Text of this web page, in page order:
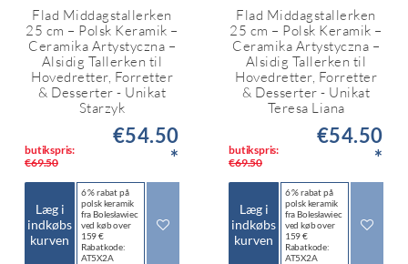
Flad Middagstallerken
25 cm – Polsk Keramik –
Ceramika Artystyczna –
Alsidig Tallerken til
Hovedretter, Forretter
& Desserter - Unikat
Starzyk
butikspris:
€69.50
€54.50
*
Læg i
indkøbs
kurven
6 % rabat på
polsk keramik
fra Bolesławiec
ved køb over
159 €
Rabatkode:
AT5X2A
Flad Middagstallerken
25 cm – Polsk Keramik –
Ceramika Artystyczna –
Alsidig Tallerken til
Hovedretter, Forretter
& Desserter - Unikat
Teresa Liana
butikspris:
€69.50
€54.50
*
Læg i
indkøbs
kurven
6 % rabat på
polsk keramik
fra Bolesławiec
ved køb over
159 €
Rabatkode:
AT5X2A